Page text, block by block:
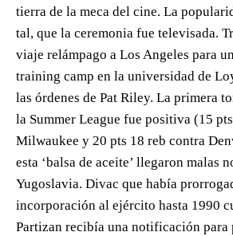
tierra de la meca del cine. La
tal, que la ceremonia fue televisada.
viaje relámpago a Los Angeles para
training camp en la universidad de
las órdenes de Pat Riley. La primera
la Summer League fue positiva (15
Milwaukee y 20 pts 18 reb contra
esta ‘balsa de aceite’ llegaron malas
Yugoslavia. Divac que había
incorporación al ejército hasta 1990
Partizan recibía una notificación para